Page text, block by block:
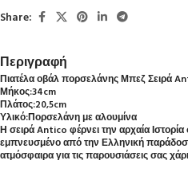
Share:
Περιγραφή
Πιατέλα οβάλ πορσελάνης Μπεζ Σειρά
Μήκος:34cm
Πλάτος:20,5cm
Υλικό:Πορσελάνη με αλουμίνα
Η σειρά Antico φέρνει την αρχαία
εμπνευσμένο από την Ελληνική
ατμόσφαιρα για τις παρουσιάσεις σας